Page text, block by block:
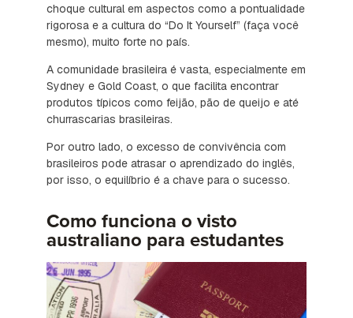
choque cultural em aspectos como a pontualidade
rigorosa e a cultura do “Do It Yourself” (faça você
mesmo), muito forte no país.
A comunidade brasileira é vasta, especialmente em
Sydney e Gold Coast, o que facilita encontrar
produtos típicos como feijão, pão de queijo e até
churrascarias brasileiras.
Por outro lado, o excesso de convivência com
brasileiros pode atrasar o aprendizado do inglês,
por isso, o equilíbrio é a chave para o sucesso.
Como funciona o visto
australiano para estudantes